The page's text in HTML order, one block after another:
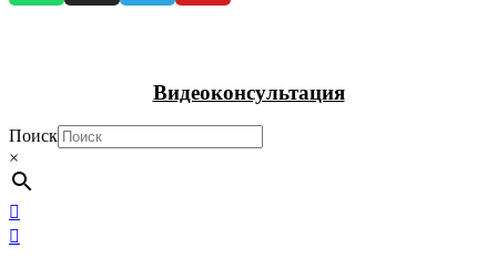
Видеоконсультация
Поиск
×